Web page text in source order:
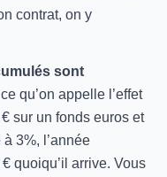
contrat, on y
sont
qu’on appelle l’effet
sur un fonds euros et
3%, l’année
quoiqu’il arrive. Vous